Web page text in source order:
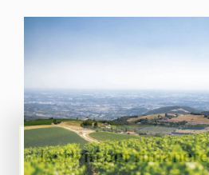
Ricevi le news sugli eventi e
Valpantena direttamente
Iscriviti